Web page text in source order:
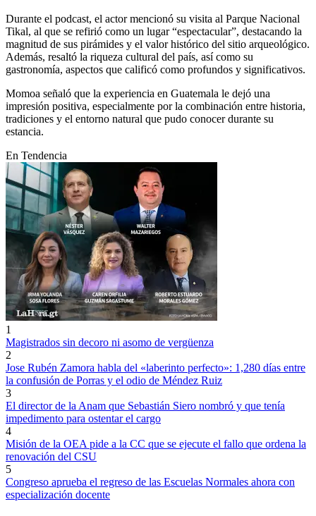
Durante el podcast, el actor mencionó su visita al Parque Nacional
Tikal, al que se refirió como un lugar “espectacular”, destacando la
magnitud de sus pirámides y el valor histórico del sitio arqueológico.
Además, resaltó la riqueza cultural del país, así como su
gastronomía, aspectos que calificó como profundos y significativos.
Momoa señaló que la experiencia en Guatemala le dejó una
impresión positiva, especialmente por la combinación entre historia,
tradiciones y el entorno natural que pudo conocer durante su
estancia.
En Tendencia
1
Magistrados sin decoro ni asomo de vergüenza
2
Jose Rubén Zamora habla del «laberinto perfecto»: 1,280 días entre
la confusión de Porras y el odio de Méndez Ruiz
3
El director de la Anam que Sebastián Siero nombró y que tenía
impedimento para ostentar el cargo
4
Misión de la OEA pide a la CC que se ejecute el fallo que ordena la
renovación del CSU
5
Congreso aprueba el regreso de las Escuelas Normales ahora con
especialización docente